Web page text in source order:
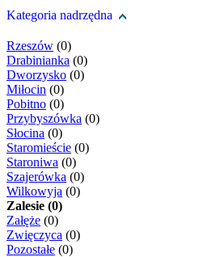
Kategoria nadrzędna
Rzeszów (0)
Drabinianka (0)
Dworzysko (0)
Miłocin (0)
Pobitno (0)
Przybyszówka (0)
Słocina (0)
Staromieście (0)
Staroniwa (0)
Szajerówka (0)
Wilkowyja (0)
Zalesie (0)
Załęże (0)
Zwięczyca (0)
Pozostałe (0)